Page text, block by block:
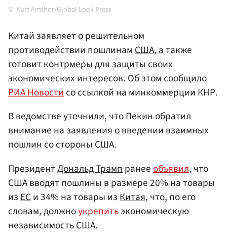
Kurt Amthor/Global Look Press
Китай заявляет о решительном
противодействии пошлинамСША, а также
готовит контрмеры для защиты своих
экономических интересов. Об этом сообщило
РИА Новостисо ссылкой на минкоммерции КНР.
В ведомстве уточнили, чтоПекинобратил
внимание на заявления о введении взаимных
пошлин со стороны США.
ПрезидентДональд Трамп ранее объявил, что
США вводят пошлины в размере 20% на товары
из ЕСи 34% на товары из Китая, что, по его
словам, должноукрепитьэкономическую
независимость США.